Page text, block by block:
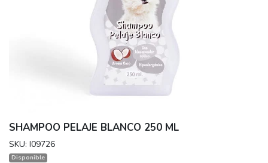
SHAMPOO PELAJE BLANCO 250 ML
SKU: I09726
Disponible